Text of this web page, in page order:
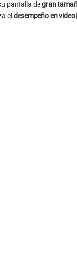
pantalla degran
eldesempeño en